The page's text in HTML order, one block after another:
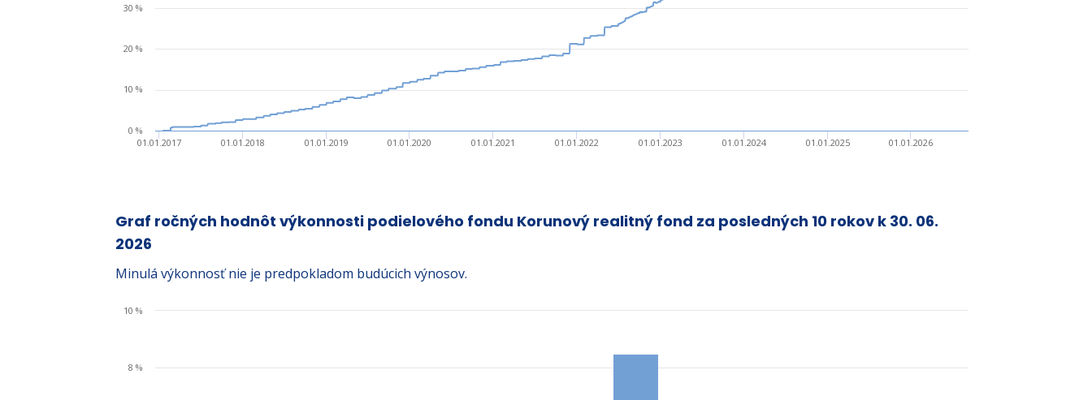
01.01.2017 01.01.2018 01.01.2019 01.01.2020 01.01.2021 01.01.2022 01.01.2023 01.01.2024 01.01.2025 01.01.2026
0 %
10 %
20 %
30 %
Graf ročných hodnôt výkonnosti podielového fondu Korunový realitný fond za posledných 10 rokov k 30. 06.
2026
Minulá výkonnosť nie je predpokladom budúcich výnosov.
8 %
10 %